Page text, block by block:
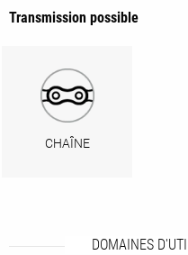
Transmission possible
CHAÎNE
DOMAINES